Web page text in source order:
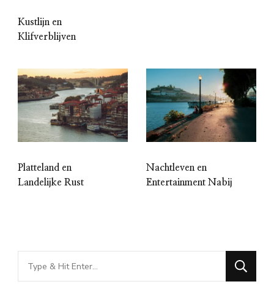
Kustlijn en
Klifverblijven
Platteland en
Landelijke Rust
Nachtleven en
Entertainment Nabij
Looking
for